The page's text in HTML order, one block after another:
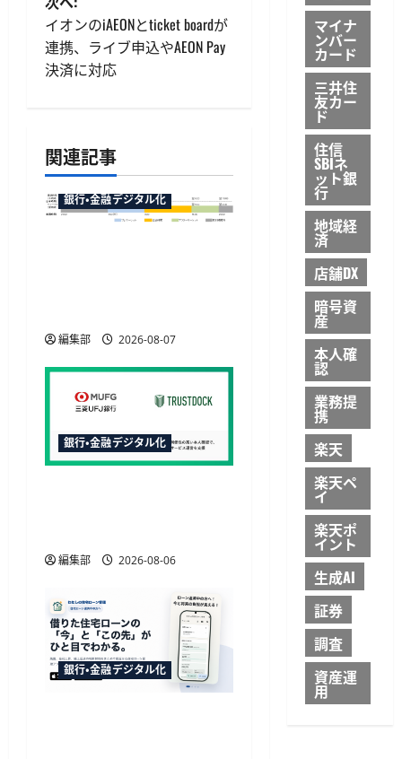
ビ
ゲ
シ
ョ
ン
イオンのiAEONとticket boardが
連携、ライブ申込やAEON Pay
決済に対応
関連記事
銀行・金融デジタル化
編集部 2026-08-07
銀行・金融デジタル化
編集部 2026-08-06
銀行・金融デジタル化
マイナ
ンバー
カード
三井住
友カー
ド
住信
SBIネ
ット銀
行
地域経
済
店舗DX
暗号資
産
本人確
認
業務提
携
楽天
楽天ペ
イ
楽天ポ
イント
生成AI
証券
調査
資産運
用